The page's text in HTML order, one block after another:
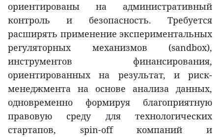
ориентированы на административный
контроль и безопасность. Требуется
расширять применение экспериментальных
регуляторных механизмов (sandbox),
инструментов финансирования,
ориентированных на результат, и риск-
менеджмента на основе анализа данных,
одновременно формируя благоприятную
правовую среду для технологических
стартапов, spin-off компаний и